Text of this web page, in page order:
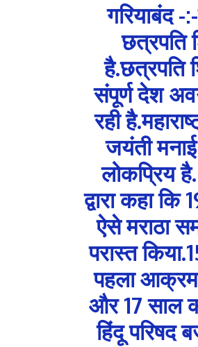
गरियाबंद -
छत्रपति
है.छत्रपति
संपूर्ण देश
रही
जयंती
लोकप्रिय
द्वारा कहा
ऐसे मराठा
परास्त
पहला
और 17 साल
हिंदू परिषद